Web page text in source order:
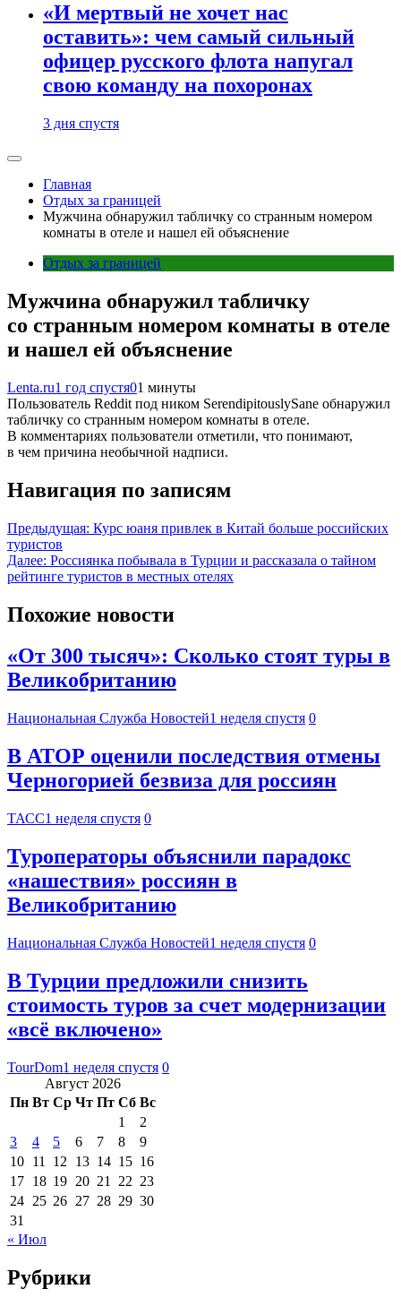
«И мертвый не хочет нас
оставить»: чем самый сильный
офицер русского флота напугал
свою команду на похоронах
3 дня спустя
Главная
Отдых за границей
Мужчина обнаружил табличку со странным номером
комнаты в отеле и нашел ей объяснение
Отдых за границей
Мужчина обнаружил табличку
со странным номером комнаты в отеле
и нашел ей объяснение
Lenta.ru1 год спустя01 минуты
Пользователь Reddit под ником SerendipitouslySane обнаружил
табличку со странным номером комнаты в отеле.
В комментариях пользователи отметили, что понимают,
в чем причина необычной надписи.
Навигация по записям
Предыдущая: Курс юаня привлек в Китай больше российских
туристов
Далее: Россиянка побывала в Турции и рассказала о тайном
рейтинге туристов в местных отелях
Похожие новости
«От 300 тысяч»: Сколько стоят туры в
Великобританию
Национальная Служба Новостей1 неделя спустя 0
В АТОР оценили последствия отмены
Черногорией безвиза для россиян
ТАСС1 неделя спустя 0
Туроператоры объяснили парадокс
«нашествия» россиян в
Великобританию
Национальная Служба Новостей1 неделя спустя 0
В Турции предложили снизить
стоимость туров за счет модернизации
«всё включено»
TourDom1 неделя спустя 0
Август 2026
Пн Вт Ср Чт Пт Сб Вс
1
2
3
4 5 6 7 8
9
10 11 12 13 14 15 16
17 18 19 20 21 22 23
24 25 26 27 28 29 30
31
« Июл
Рубрики